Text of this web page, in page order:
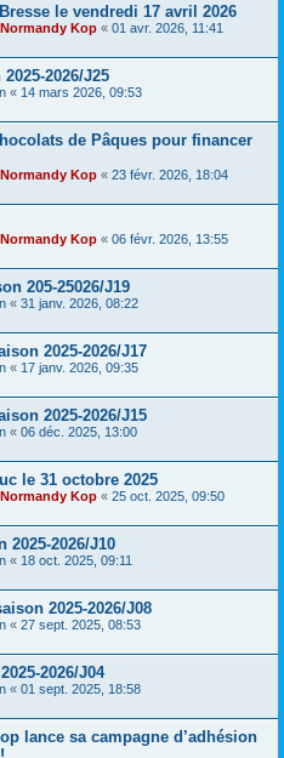
le vendredi 17 avril 2026
Kop « 01 avr. 2026, 11:41
2026/J25
« 14 mars 2026, 09:53
de Pâques pour financer
Kop « 23 févr. 2026, 18:04
Kop « 06 févr. 2026, 13:55
205-25026/J19
« 31 janv. 2026, 08:22
2025-2026/J17
« 17 janv. 2026, 09:35
2025-2026/J15
« 06 déc. 2025, 13:00
le 31 octobre 2025
Kop « 25 oct. 2025, 09:50
2025-2026/J10
« 18 oct. 2025, 09:11
2025-2026/J08
« 27 sept. 2025, 08:53
2026/J04
« 01 sept. 2025, 18:58
lance sa campagne d’adhésion